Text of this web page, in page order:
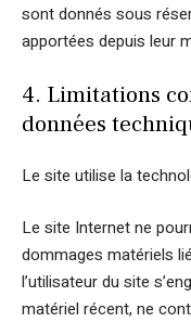
sont donnés sous
apportées depuis leur
4. Limitations
données
Le site utilise la
Le site Internet ne
dommages matériels
l’utilisateur du site
matériel récent, ne